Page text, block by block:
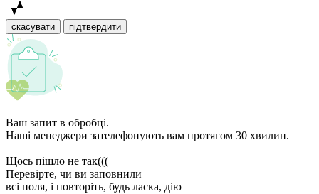
скасувати підтвердити
Ваш запит в обробці.
Наші менеджери зателефонують вам протягом 30 хвилин.
Щось пішло не так(((
Перевірте, чи ви заповнили
всі поля, і повторіть, будь ласка, дію